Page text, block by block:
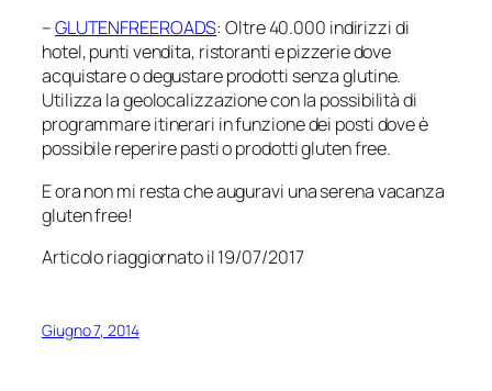
–GLUTENFREEROADS: Oltre 40.000 indirizzi di
hotel, punti vendita, ristoranti e pizzerie dove
acquistare o degustare prodotti senza glutine.
Utilizza la geolocalizzazione con la possibilità di
programmare itinerari in funzione dei posti dove è
possibile reperire pasti o prodotti gluten free.
E ora non mi resta che auguravi una serena vacanza
gluten free!
Articolo riaggiornato il 19/07/2017
Giugno 7, 2014